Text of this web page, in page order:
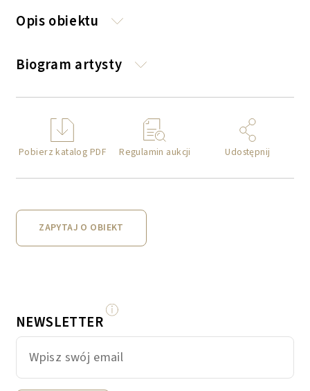
Opis obiektu
Opis obiektu
Biogram artysty
Biogram artysty
Pobierz katalog PDF Regulamin aukcji Udostępnij
ZAPYTAJ O OBIEKT
NEWSLETTER